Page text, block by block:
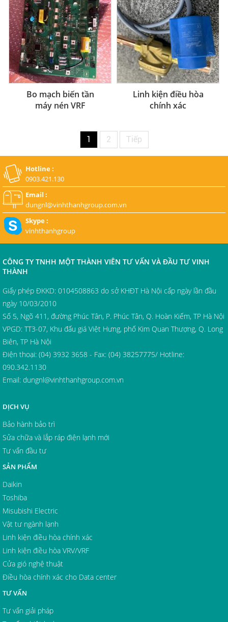
Bo mạch biến tần
máy nén VRF
Linh kiện điều hòa
chính xác
1 2 Tiếp
Hotline :
0903.421.130
Email :
dungnl@vinhthanhgroup.com.vn
Skype :
vinhthanhgroup
CÔNG TY TNHH MỘT THÀNH VIÊN TƯ VẤN VÀ ĐẦU TƯ VINH
THÀNH
Giấy phép ĐKKD: 0104508863 do sở KHĐT Hà Nội cấp ngày lần đầu
ngày 10/03/2010
Số 5, Ngõ 411, đường Phúc Tân, P. Phúc Tân, Q. Hoàn Kiếm, TP Hà Nội
VPGD: TT3-07, Khu đấu giá Việt Hưng, phố Kim Quan Thượng, Q. Long
Biên, TP Hà Nội
Điện thoại: (04) 3932 3658 - Fax: (04) 38257775/ Hotline:
090.342.1130
Email: dungnl@vinhthanhgroup.com.vn
DỊCH VỤ
Bảo hành bảo trì
Sửa chữa và lắp ráp điện lạnh mới
Tư vấn đầu tư
SẢN PHẨM
Daikin
Toshiba
Misubishi Electric
Vật tư ngành lạnh
Linh kiện điều hòa chính xác
Linh kiện điều hòa VRV/VRF
Cửa gió nghệ thuật
Điều hòa chính xác cho Data center
TƯ VẤN
Tư vấn giải pháp